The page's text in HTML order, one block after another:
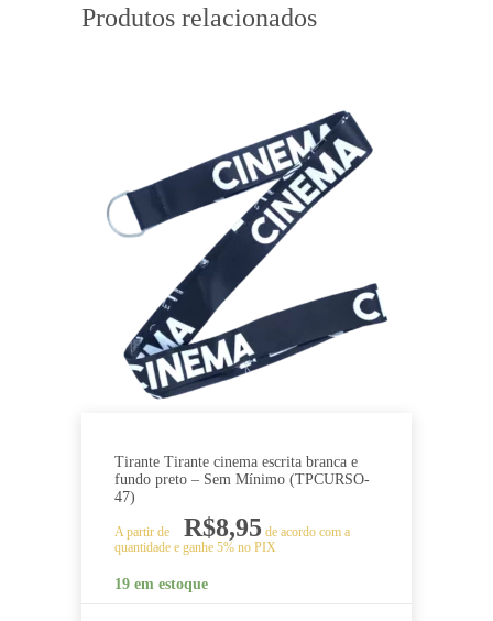
Produtos relacionados
Tirante Tirante cinema escrita branca e
fundo preto – Sem Mínimo (TPCURSO-
47)
A partir de R$8,95 de acordo com a
quantidade e ganhe 5% no PIX
19 em estoque